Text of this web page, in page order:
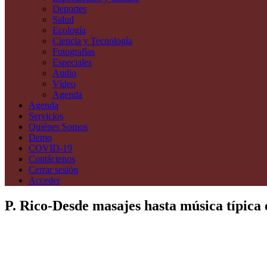
Deportes
Salud
Ecología
Ciencia y Tecnología
Fotografías
Especiales
Audio
Vídeo
Agenda
Agenda
Servicios
Quiénes Somos
Demo
COVID-19
Contáctenos
Cerrar sesión
Acceder
P. Rico-Desde masajes hasta música